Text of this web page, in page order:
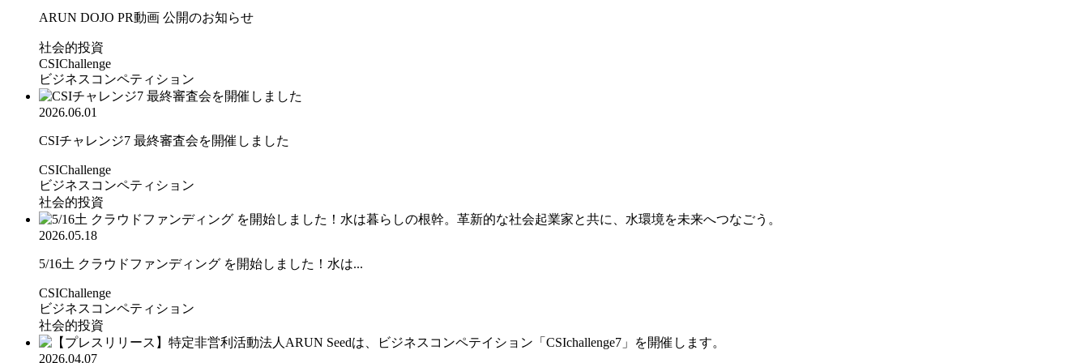
ARUN DOJO PR動画 公開のお知らせ
社会的投資
CSIChallenge
ビジネスコンペティション
2026.06.01
CSIチャレンジ7 最終審査会を開催しました
CSIChallenge
ビジネスコンペティション
社会的投資
2026.05.18
5/16土 クラウドファンディング を開始しました！水は...
CSIChallenge
ビジネスコンペティション
社会的投資
2026.04.07